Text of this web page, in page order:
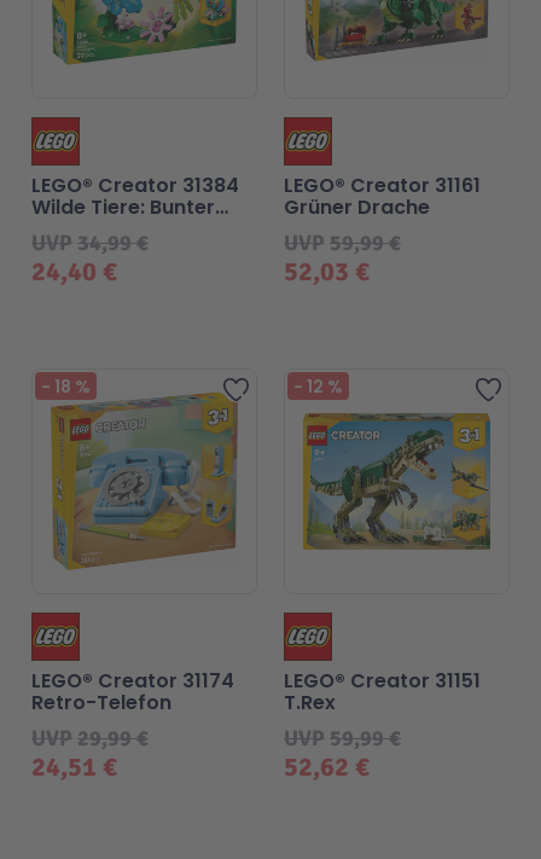
24,40 €
UVP34,99 €
LEGO® Creator 31384
Wilde Tiere: Bunter
Kolibri
52,03 €
UVP59,99 €
LEGO® Creator 31161
Grüner Drache
Zur Wunschliste
- 18 %
24,51 €
UVP29,99 €
LEGO® Creator 31174
Retro-Telefon
- 12 %
52,62 €
UVP59,99 €
LEGO® Creator 31151
T.Rex